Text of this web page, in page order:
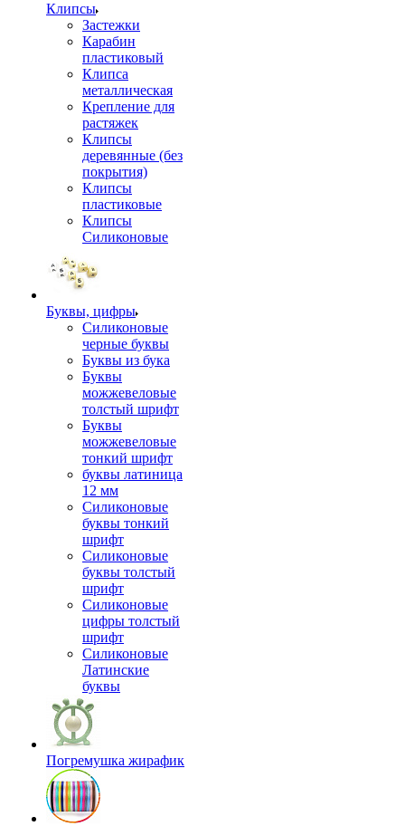
Клипсы
Застежки
Карабин
пластиковый
Клипса
металлическая
Крепление для
растяжек
Клипсы
деревянные (без
покрытия)
Клипсы
пластиковые
Клипсы
Силиконовые
Буквы, цифры
Силиконовые
черные буквы
Буквы из бука
Буквы
можжевеловые
толстый шрифт
Буквы
можжевеловые
тонкий шрифт
буквы латиница
12 мм
Силиконовые
буквы тонкий
шрифт
Силиконовые
буквы толстый
шрифт
Силиконовые
цифры толстый
шрифт
Силиконовые
Латинские
буквы
Погремушка жирафик